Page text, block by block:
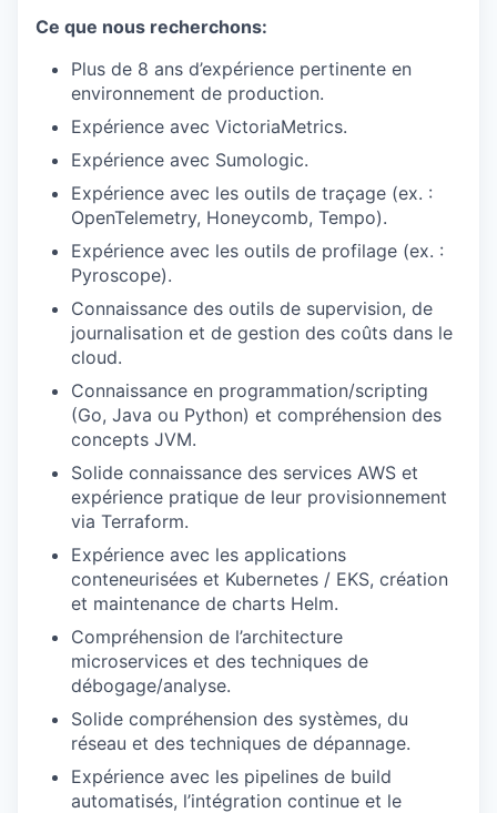
Ce que nous recherchons:
Plus de 8 ans d’expérience pertinente en
environnement de production.
Expérience avec VictoriaMetrics.
Expérience avec Sumologic.
Expérience avec les outils de traçage (ex. :
OpenTelemetry, Honeycomb, Tempo).
Expérience avec les outils de profilage (ex. :
Pyroscope).
Connaissance des outils de supervision, de
journalisation et de gestion des coûts dans le
cloud.
Connaissance en programmation/scripting
(Go, Java ou Python) et compréhension des
concepts JVM.
Solide connaissance des services AWS et
expérience pratique de leur provisionnement
via Terraform.
Expérience avec les applications
conteneurisées et Kubernetes / EKS, création
et maintenance de charts Helm.
Compréhension de l’architecture
microservices et des techniques de
débogage/analyse.
Solide compréhension des systèmes, du
réseau et des techniques de dépannage.
Expérience avec les pipelines de build
automatisés, l’intégration continue et le